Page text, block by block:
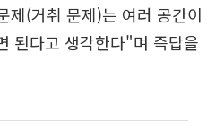
(거취 문제)는 여러 공간이
된다고 생각한다"며 즉답을